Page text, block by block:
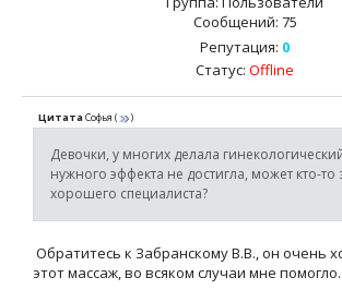
Сообщений: 75
Репутация: 0
Статус: Offline
ЦитатаСофья ( )
Девочки, у многих делала
нужного эффекта не достигла, может кто-то
хорошего специалиста?
Обратитесь к Забранскому В.В., он очень
этот массаж, во всяком случаи мне помогло.